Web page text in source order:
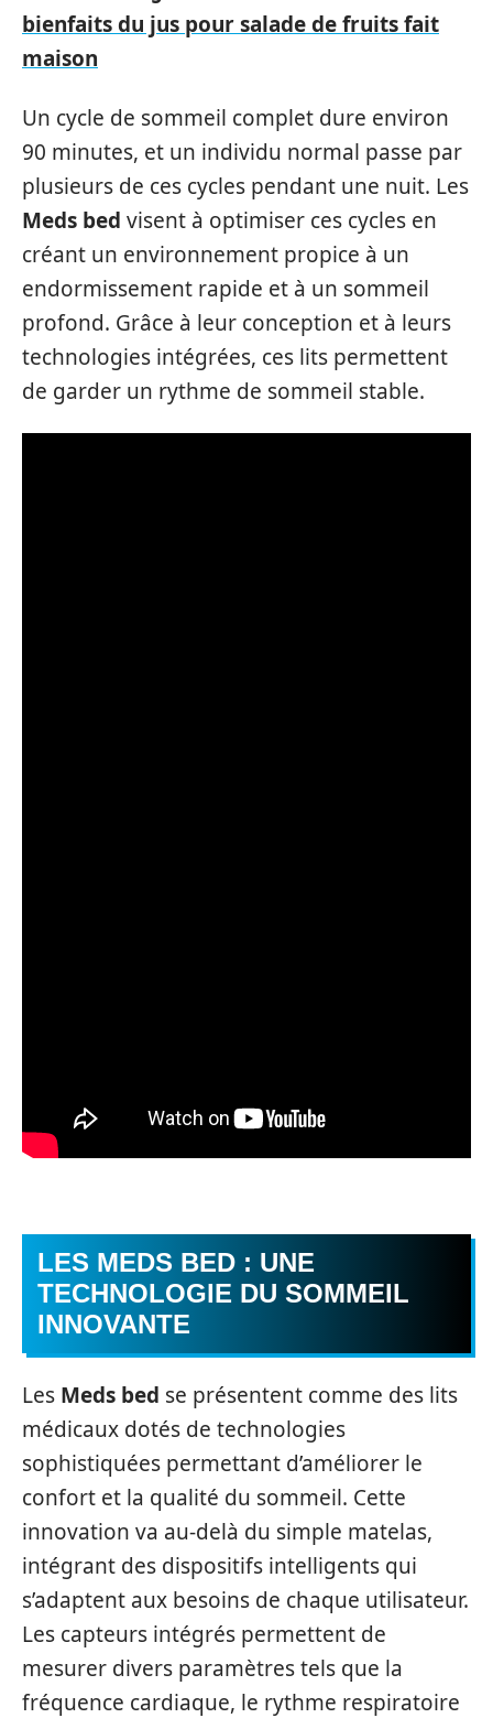
bienfaits du jus pour salade de fruits fait
maison
Un cycle de sommeil complet dure environ
90 minutes, et un individu normal passe par
plusieurs de ces cycles pendant une nuit. Les
Meds bed visent à optimiser ces cycles en
créant un environnement propice à un
endormissement rapide et à un sommeil
profond. Grâce à leur conception et à leurs
technologies intégrées, ces lits permettent
de garder un rythme de sommeil stable.
LES MEDS BED : UNE
TECHNOLOGIE DU SOMMEIL
INNOVANTE
Les Meds bed se présentent comme des lits
médicaux dotés de technologies
sophistiquées permettant d’améliorer le
confort et la qualité du sommeil. Cette
innovation va au-delà du simple matelas,
intégrant des dispositifs intelligents qui
s’adaptent aux besoins de chaque utilisateur.
Les capteurs intégrés permettent de
mesurer divers paramètres tels que la
fréquence cardiaque, le rythme respiratoire